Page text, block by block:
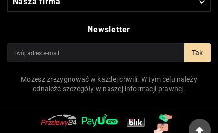

Newsletter
Tak
Możesz zrezygnować w każdej chwili. W tym celu należy
odnaleźć szczegóły w naszej informacji prawnej.